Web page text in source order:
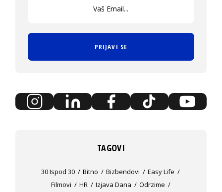
PRIJAVI SE
TAGOVI
30 Ispod 30 Bitno Bizbendovi
Easy Life
Filmovi
HR Izjava Dana
Odrzime